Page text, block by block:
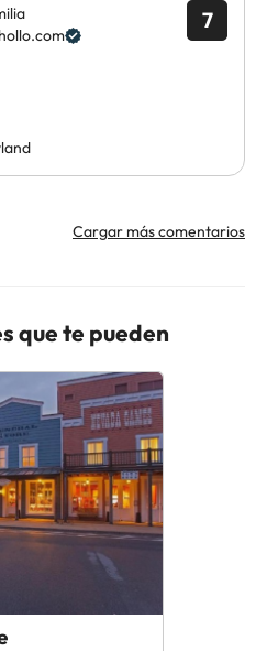
7
Cargar más comentarios
que te pueden